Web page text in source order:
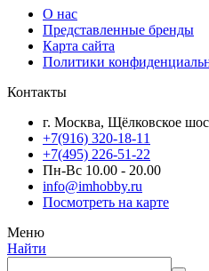
О нас
Представленные бренды
Карта сайта
Политики
Контакты
г. Москва, Щёлковское
+7(916) 320-18-11
+7(495) 226-51-22
Пн-Вс 10.00 - 20.00
info@imhobby.ru
Посмотреть на карте
Меню
Найти